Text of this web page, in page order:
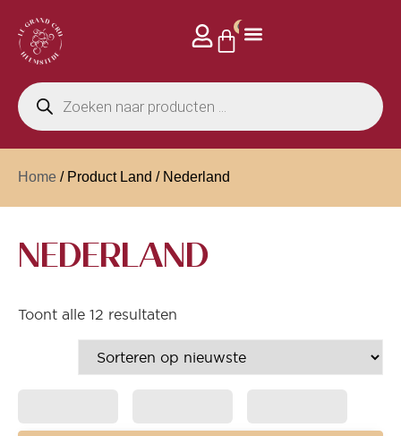
0
Home / Product Land / Nederland
NEDERLAND
Toont alle 12 resultaten